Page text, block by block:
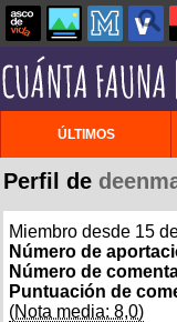
ÚLTIMOS
Perfil de
Miembro desde 15
Número de
Número de
Puntuación de
(Nota media: 8,0)